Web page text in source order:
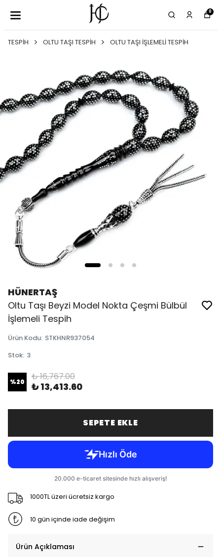
0
TESPİH OLTU TAŞI TESPİH OLTU TAŞI İŞLEMELİ TESPİH
HÜNERTAŞ
Oltu Taşı Beyzi Model Nokta Çeşmi Bülbül
İşlemeli Tespih
Ürün Kodu: STKHNR937054
Stok: 3
%20 ₺ 16,767.00
₺ 13,413.60
SEPETE EKLE
1000TL üzeri ücretsiz kargo
10 gün içinde iade değişim
Ürün Açıklaması